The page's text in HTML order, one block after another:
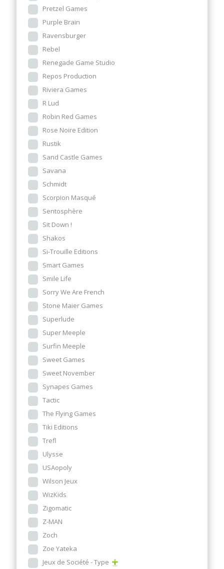
Pretzel Games
Purple Brain
Ravensburger
Rebel
Renegade Game Studio
Repos Production
Riviera Games
R Lud
Robin Red Games
Rose Noire Edition
Rustik
Sand Castle Games
Savana
Schmidt
Scorpion Masqué
Sentosphère
Sit Down !
Shakos
Si-Trouille Editions
Smart Games
Smile Life
Sorry We Are French
Stone Maier Games
Superlude
Super Meeple
Surfin Meeple
Sweet Games
Sweet November
Synapes Games
Tactic
The Flying Games
Tiki Editions
Trefl
Ulysse
USAopoly
Wilson Jeux
WizKids
Zigomatic
Z-MAN
Zoch
Zoe Yateka
Jeux de Société - Type